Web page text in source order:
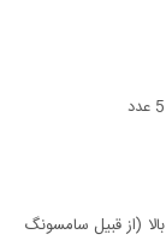
(از قبیل سامسونگ